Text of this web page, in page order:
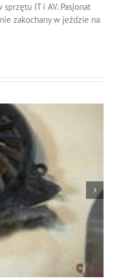
IT i AV. Pasjonat
zakochany w jeździe na
baterię w laptopie?